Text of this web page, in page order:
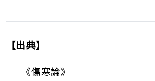
【出典】
《傷寒論》